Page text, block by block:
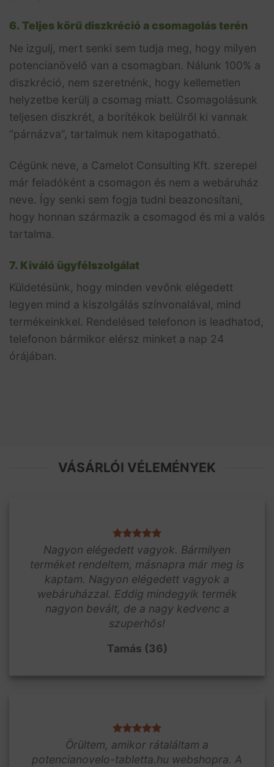
6. Teljes körű diszkréció a csomagolás terén
Ne izgulj, mert senki sem tudja meg, hogy milyen
potencianövelő van a csomagban. Nálunk 100% a
diszkréció, nem szeretnénk, hogy kellemetlen
helyzetbe kerülj a csomag miatt. Csomagolásunk
teljesen diszkrét, a borítékok belülről ki vannak
“párnázva”, tartalmuk nem kitapogatható.
Cégünk neve, a Camelot Consulting Kft. szerepel
már feladóként a csomagon és nem a webáruház
neve. Így senki sem fogja tudni beazonosítani,
hogy honnan származik a csomagod és mi a valós
tartalma.
7. Kiváló ügyfélszolgálat
Küldetésünk, hogy minden vevőnk elégedett
legyen mind a kiszolgálás színvonalával, mind
termékeinkkel. Rendelésed telefonon is leadhatod,
telefonon bármikor elérsz minket a nap 24
órájában.
VÁSÁRLÓI VÉLEMÉNYEK
Nagyon elégedett vagyok. Bármilyen
terméket rendeltem, másnapra már meg is
kaptam. Nagyon elégedett vagyok a
webáruházzal. Eddig mindegyik termék
nagyon bevált, de a nagy kedvenc a
szuperhős!
Tamás (36)
Örültem, amikor rátaláltam a
potencianovelo-tabletta.hu webshopra. A